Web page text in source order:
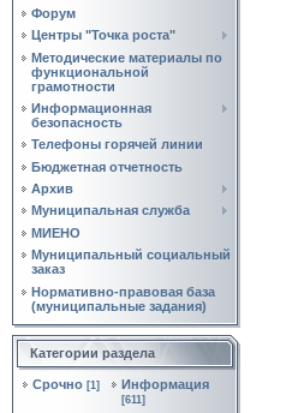
Форум
Центры "Точка роста"
Методические материалы по
функциональной
грамотности
Информационная
безопасность
Телефоны горячей линии
Бюджетная отчетность
Архив
Муниципальная служба
МИЕНО
Муниципальный социальный
заказ
Нормативно‑правовая база
(муниципальные задания)
Категории раздела
Срочно [1] Информация
[611]